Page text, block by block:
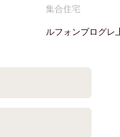
集合住宅
ルフォンプログ